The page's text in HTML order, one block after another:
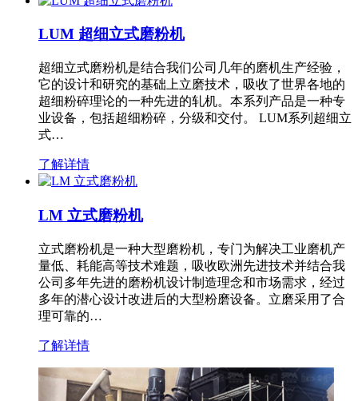
LUM 超细立式磨粉机
超细立式磨粉机是结合我们公司几年的磨机生产经验，
它的设计和研究的基础上立磨技术，吸收了世界各地的
超细粉碎理论的一种先进的轧机。本系列产品是一种专
业设备，包括超细粉碎，分级和交付。 LUM系列超细立
式…
了解详情
LM 立式磨粉机
立式磨粉机是一种大型磨粉机，专门为解决工业磨机产
量低、耗能高等技术难题，吸收欧洲先进技术并结合我
公司多年先进的磨粉机设计制造理念和市场需求，经过
多年的潜心设计改进后的大型粉磨设备。立磨采用了合
理可靠的…
了解详情